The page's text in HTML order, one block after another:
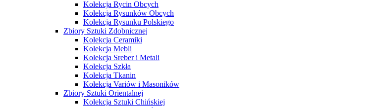
Kolekcja Rycin Obcych
Kolekcja Rysunków Obcych
Kolekcja Rysunku Polskiego
Zbiory Sztuki Zdobnicznej
Kolekcja Ceramiki
Kolekcja Mebli
Kolekcja Sreber i Metali
Kolekcja Szkła
Kolekcja Tkanin
Kolekcja Variów i Masoników
Zbiory Sztuki Orientalnej
Kolekcja Sztuki Chińskiej